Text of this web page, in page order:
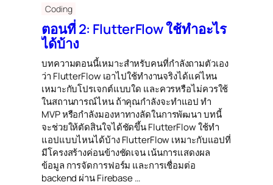
Coding
ตอนที่ 2: FlutterFlow ใช้ทำอะไร
ได้บ้าง
บทความตอนนี้เหมาะสำหรับคนที่กำลังถามตัวเอง
ว่า FlutterFlow เอาไปใช้ทำงานจริงได้แค่ไหน
เหมาะกับโปรเจกต์แบบใด และควรหรือไม่ควรใช้
ในสถานการณ์ไหน ถ้าคุณกำลังจะทำแอป ทำ
MVP หรือกำลังมองหาทางลัดในการพัฒนา บทนี้
จะช่วยให้ตัดสินใจได้ชัดขึ้น FlutterFlow ใช้ทำ
แอปแบบไหนได้บ้าง FlutterFlow เหมาะกับแอปที่
มีโครงสร้างค่อนข้างชัดเจน เน้นการแสดงผล
ข้อมูล การจัดการฟอร์ม และการเชื่อมต่อ
backend ผ่าน Firebase …